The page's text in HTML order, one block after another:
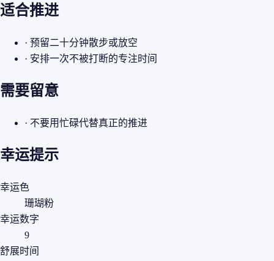
适合推进
· 预留二十分钟散步或放空
· 安排一次不被打断的专注时间
需要留意
· 不要用忙碌代替真正的推进
幸运提示
幸运色
珊瑚粉
幸运数字
9
舒展时间